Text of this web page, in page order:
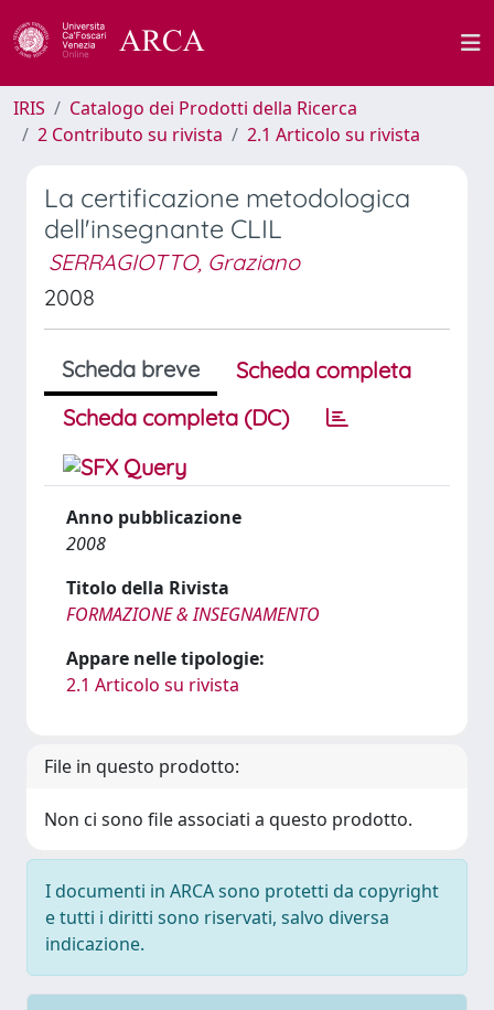
IRIS
Catalogo dei Prodotti della Ricerca
2 Contributo su rivista
2.1 Articolo su rivista
La certificazione metodologica
dell'insegnante CLIL
SERRAGIOTTO, Graziano
2008
Scheda breve
Scheda completa
Scheda completa (DC)
Anno pubblicazione
2008
Titolo della Rivista
FORMAZIONE & INSEGNAMENTO
Appare nelle tipologie:
2.1 Articolo su rivista
File in questo prodotto:
Non ci sono file associati a questo prodotto.
I documenti in ARCA sono protetti da copyright
e tutti i diritti sono riservati, salvo diversa
indicazione.